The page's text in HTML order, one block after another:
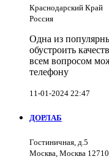
Краснодарский Край
Россия
Одна из
обустроить
всем вопросом
телефону
11-01-2024 22:47
ДОРЛАБ
Гостиничная, д.5
Москва, Москва